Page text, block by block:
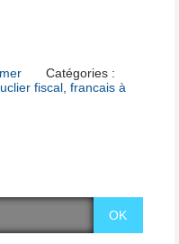
Catégories :
fiscal ,francais à